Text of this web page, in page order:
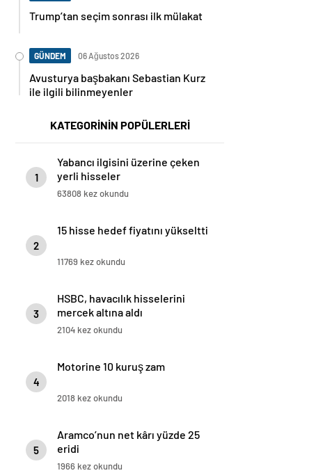
Trump’tan seçim sonrası ilk mülakat
GÜNDEM 06 Ağustos 2026
Avusturya başbakanı Sebastian Kurz
ile ilgili bilinmeyenler
KATEGORİNİN POPÜLERLERİ
1
Yabancı ilgisini üzerine çeken
yerli hisseler
63808 kez okundu
2
15 hisse hedef fiyatını yükseltti
11769 kez okundu
3
HSBC, havacılık hisselerini
mercek altına aldı
2104 kez okundu
4
Motorine 10 kuruş zam
2018 kez okundu
5
Aramco’nun net kârı yüzde 25
eridi
1966 kez okundu